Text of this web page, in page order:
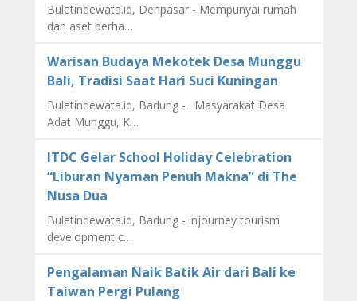
Buletindewata.id, Denpasar - Mempunyai rumah
dan aset berha…
Warisan Budaya Mekotek Desa Munggu
Bali, Tradisi Saat Hari Suci Kuningan
Buletindewata.id, Badung - . Masyarakat Desa
Adat Munggu, K…
ITDC Gelar School Holiday Celebration
“Liburan Nyaman Penuh Makna” di The
Nusa Dua
Buletindewata.id, Badung - injourney tourism
development c…
Pengalaman Naik Batik Air dari Bali ke
Taiwan Pergi Pulang